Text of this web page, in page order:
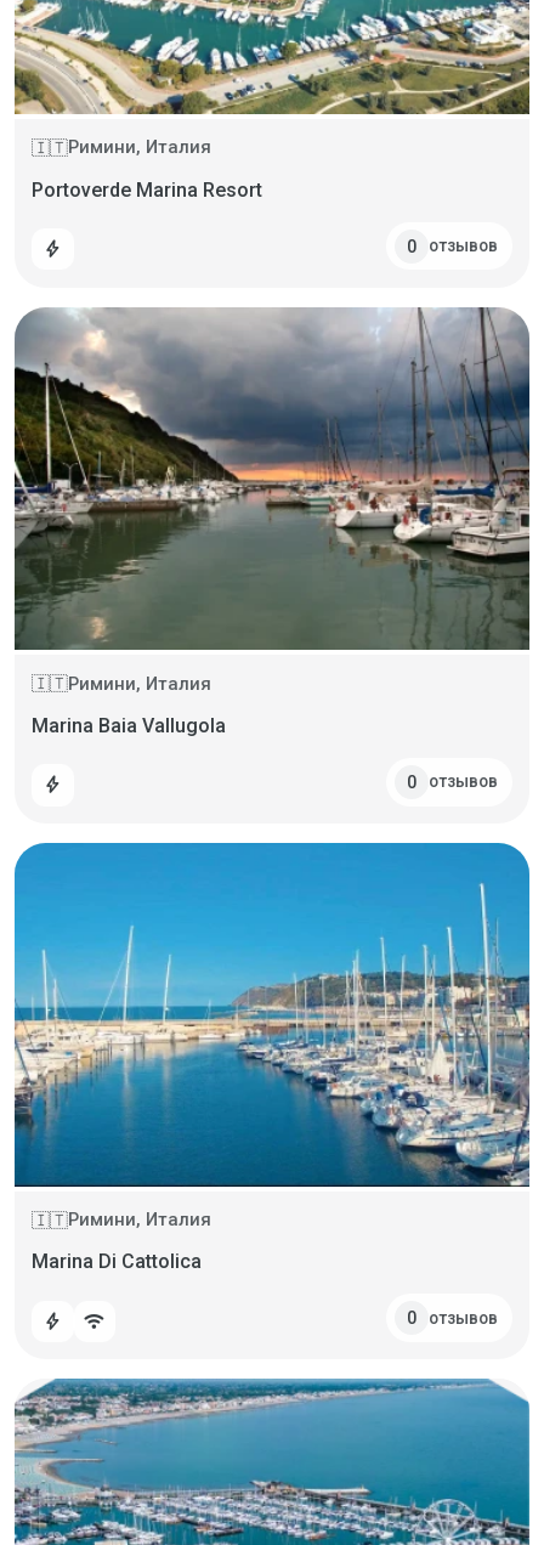
🇮🇹Римини, Италия
Portoverde Marina Resort
bolt 0 отзывов
🇮🇹Римини, Италия
Marina Baia Vallugola
bolt 0 отзывов
🇮🇹Римини, Италия
Marina Di Cattolica
bolt wifi 0 отзывов